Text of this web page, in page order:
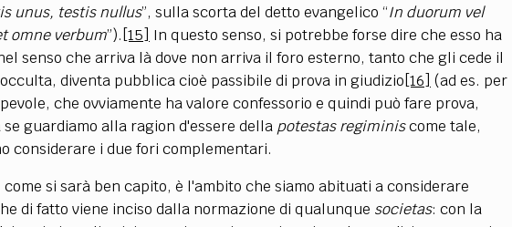
unus, testis nullus”, sulla scorta del detto evangelico “In duorum vel
omne verbum”). [15]
In questo senso, si potrebbe forse dire che esso ha
senso che arriva là dove non arriva il foro esterno, tanto che gli cede il
diventa pubblica cioè passibile di prova in giudizio [16] (ad es. per
che ovviamente ha valore confessorio e quindi può fare prova,
se guardiamo alla ragion d'essere della potestas regiminiscome tale,
considerare i due fori complementari.
si sarà ben capito, è l'ambito che siamo abituati a considerare
di fatto viene inciso dalla normazione di qualunque societas: con la